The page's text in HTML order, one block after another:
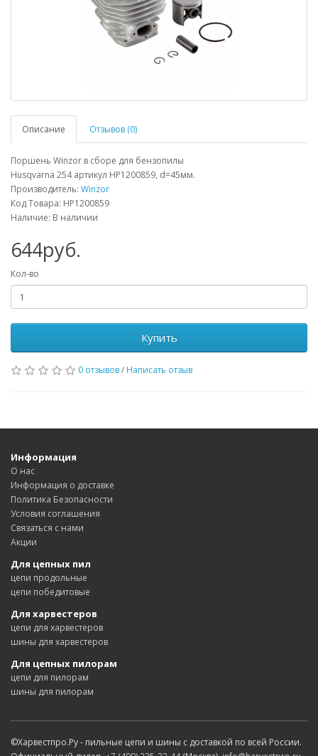
Описание Отзывов (0)
Поршень Winzor в сборе для бензопилы
Husqvarna 254 артикул HP1200859, d=45мм.
Производитель: Winzor
Код Товара: HP1200859
Наличие: В наличии
644руб.
Кол-во
Купить
0 отзывов/ Написать отзыв
Информация
О нас
Информация о доставке
Политика Безопасности
Условия соглашения
Связаться с нами
Акции
Для цепных пил
цепи продольные
цепи победитовые
Для харвестеров
цепи для харвестеров
шины для харвестеров
Для цепных пилорам
цепи для пилорам
шины для пилорам
©Харвестпро.Ру - пильные цепи и шины с доставкой по всей России.